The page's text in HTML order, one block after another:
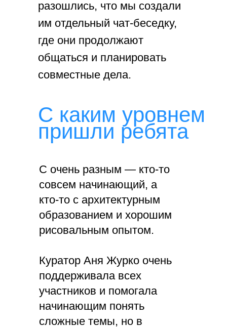
разошлись, что мы создали
им отдельный чат-беседку,
где они продолжают
общаться и планировать
совместные дела.
С каким уровнем
пришли ребята
С очень разным — кто-то
совсем начинающий, а
кто-то с архитектурным
образованием и хорошим
рисовальным опытом.
Куратор Аня Журко очень
поддерживала всех
участников и помогала
начинающим понять
сложные темы, но в